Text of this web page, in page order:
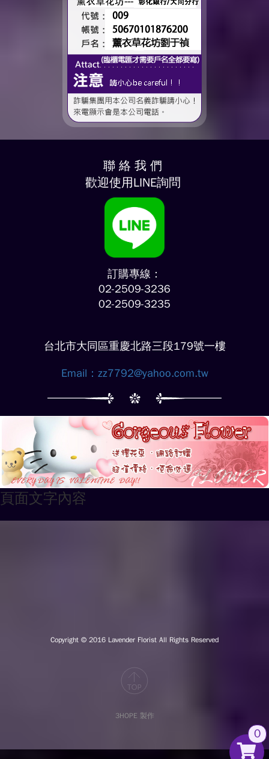
聯 絡 我 們
歡迎使用LINE詢問
訂購專線：
02-2509-3236
02-2509-3235
台北市大同區重慶北路三段179號一樓
Email： zz7792@yahoo.com.tw
頁面文字內容
Copyright © 2016 Lavender Florist All Rights Reserved
3HOPE 製作
0